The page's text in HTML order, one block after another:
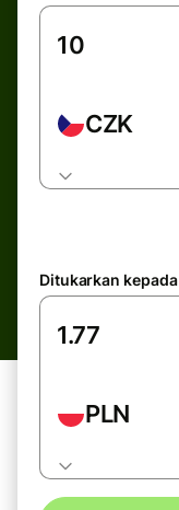
CZK
Ditukarkan kepada
PLN